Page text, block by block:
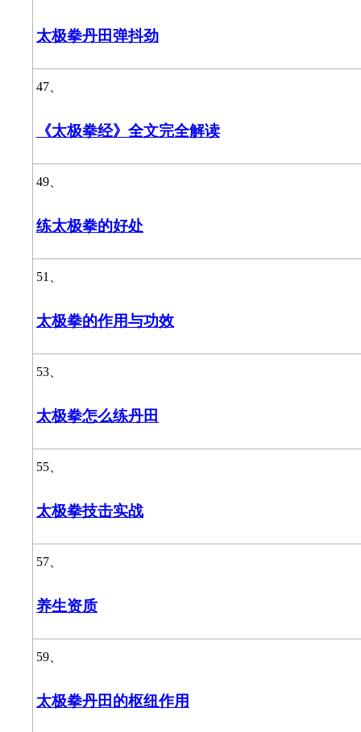
太极拳丹田弹抖劲
47、
《太极拳经》全文完全解读
49、
练太极拳的好处
51、
太极拳的作用与功效
53、
太极拳怎么练丹田
55、
太极拳技击实战
57、
养生资质
59、
太极拳丹田的枢纽作用